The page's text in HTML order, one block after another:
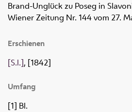
Brand-Unglück zu Poseg in
Wiener Zeitung Nr. 144 vom 27.
Erschienen
[S.l.], [1842]
Umfang
[1] Bl.